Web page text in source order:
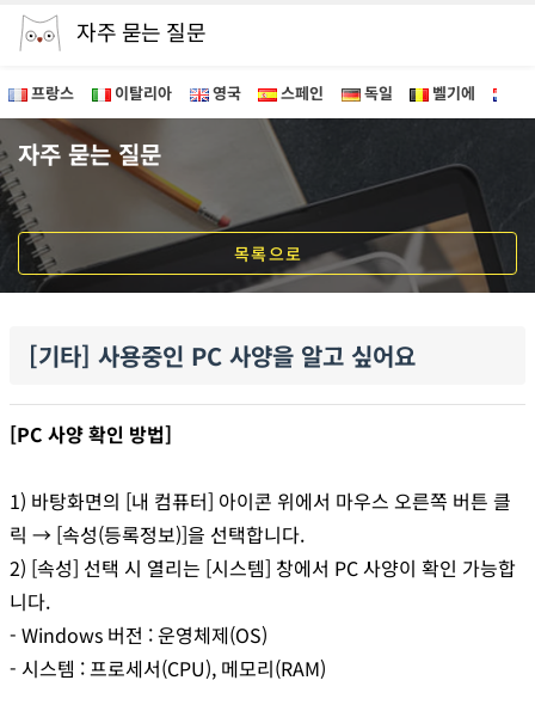
자주 묻는 질문
프랑스 이탈리아 영국 스페인 독일 벨기에
[기타] 사용중인 PC 사양을 알고 싶어요
자주 묻는 질문
목록으로
[기타] 사용중인 PC 사양을 알고 싶어요
[PC 사양 확인 방법]
1) 바탕화면의 [내 컴퓨터] 아이콘 위에서 마우스 오른쪽 버튼 클
릭 → [속성(등록정보)]을 선택합니다.
2) [속성] 선택 시 열리는 [시스템] 창에서 PC 사양이 확인 가능합
니다.
- Windows 버전 : 운영체제(OS)
- 시스템 : 프로세서(CPU), 메모리(RAM)